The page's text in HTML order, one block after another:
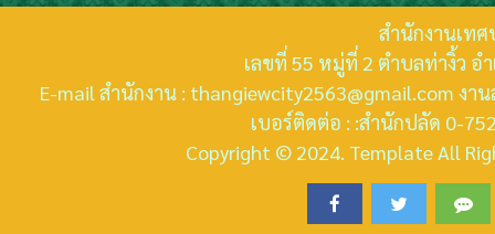
สำนักงานเท
เลขที่ 55 หมู่ที่ 2 ตำบลท่างิ้ว อ
E-mail สำนักงาน : thangiewcity2563@gmail.com งา
เบอร์ติดต่อ : :สำนักปลัด 0-
Copyright © 2024. Template All